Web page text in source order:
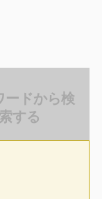
ードから検
索する